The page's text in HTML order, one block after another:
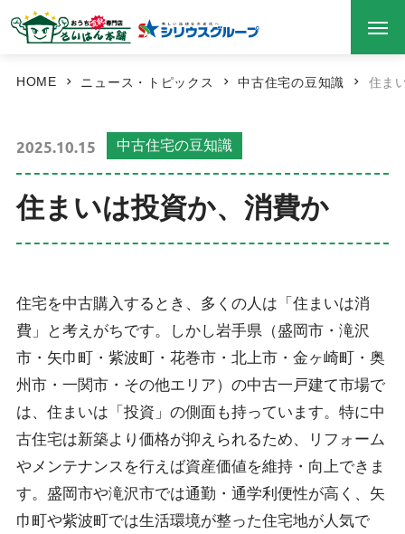
HOME ニュース・トピックス 中古住宅の豆知識 住ま
2025.10.15 中古住宅の豆知識
住まいは投資か、消費か
住宅を中古購入するとき、多くの人は「住まいは消
費」と考えがちです。しかし岩手県（盛岡市・滝沢
市・矢巾町・紫波町・花巻市・北上市・金ヶ崎町・奥
州市・一関市・その他エリア）の中古一戸建て市場で
は、住まいは「投資」の側面も持っています。特に中
古住宅は新築より価格が抑えられるため、リフォーム
やメンテナンスを行えば資産価値を維持・向上できま
す。盛岡市や滝沢市では通勤・通学利便性が高く、矢
巾町や紫波町では生活環境が整った住宅地が人気で